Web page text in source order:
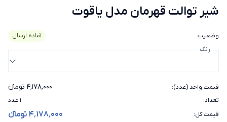
شیر توالت قهرمان مدل یاقوت
وضعیت:
آماده ارسال
رنگ
قیمت واحد (عدد): ۴٬۱۷۸٬۰۰۰ تومانء
تعداد:
۱ عدد
قیمت کل: ۴٬۱۷۸٬۰۰۰ تومانء